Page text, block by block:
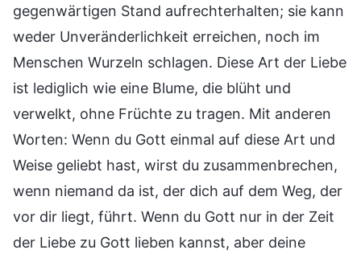
gegenwärtigen Stand aufrechterhalten; sie kann
weder Unveränderlichkeit erreichen, noch im
Menschen Wurzeln schlagen. Diese Art der Liebe
ist lediglich wie eine Blume, die blüht und
verwelkt, ohne Früchte zu tragen. Mit anderen
Worten: Wenn du Gott einmal auf diese Art und
Weise geliebt hast, wirst du zusammenbrechen,
wenn niemand da ist, der dich auf dem Weg, der
vor dir liegt, führt. Wenn du Gott nur in der Zeit
der Liebe zu Gott lieben kannst, aber deine